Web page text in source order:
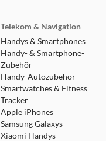
Telekom & Navigation
Handys & Smartphones
Handy- & Smartphone-
Zubehör
Handy-Autozubehör
Smartwatches & Fitness
Tracker
Apple iPhones
Samsung Galaxys
Xiaomi Handys